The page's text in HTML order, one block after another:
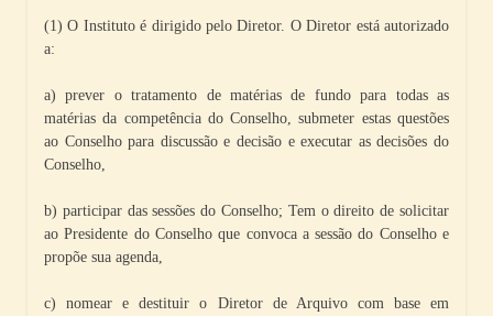
(1) O Instituto é dirigido pelo Diretor. O Diretor está autorizado
a:
a) prever o tratamento de matérias de fundo para todas as
matérias da competência do Conselho, submeter estas questões
ao Conselho para discussão e decisão e executar as decisões do
Conselho,
b) participar das sessões do Conselho; Tem o direito de solicitar
ao Presidente do Conselho que convoca a sessão do Conselho e
propõe sua agenda,
c) nomear e destituir o Diretor de Arquivo com base em